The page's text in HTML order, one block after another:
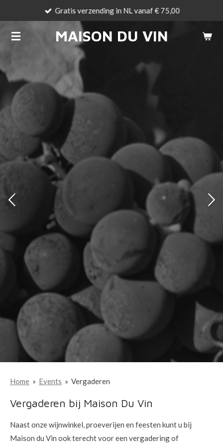
naar
MAISON DU VIN
Gratis verzending in NL vanaf € 75,00
Home » Events » Vergaderen
Vergaderen bij Maison Du Vin
Naast onze wijnwinkel, proeverijen en feesten kunt u bij
Maison du Vin ook terecht voor een vergadering of